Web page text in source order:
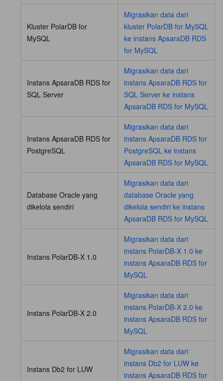
Kluster PolarDB for
MySQL
Migrasikan data dari
kluster PolarDB for MySQL
ke instans ApsaraDB RDS
for MySQL
Instans ApsaraDB RDS for
SQL Server
Migrasikan data dari
instans ApsaraDB RDS for
SQL Server ke instans
ApsaraDB RDS for MySQL
Instans ApsaraDB RDS for
PostgreSQL
Migrasikan data dari
instans ApsaraDB RDS for
PostgreSQL ke instans
ApsaraDB RDS for MySQL
Database Oracle yang
dikelola sendiri
Migrasikan data dari
database Oracle yang
dikelola sendiri ke instans
ApsaraDB RDS for MySQL
Instans PolarDB-X 1.0
Migrasikan data dari
instans PolarDB-X 1.0 ke
instans ApsaraDB RDS for
MySQL
Instans PolarDB-X 2.0
Migrasikan data dari
instans PolarDB-X 2.0 ke
instans ApsaraDB RDS for
MySQL
Instans Db2 for LUW
Migrasikan data dari
instans Db2 for LUW ke
instans ApsaraDB RDS for